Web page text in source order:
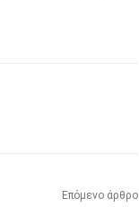
Επόμενο άρθρο